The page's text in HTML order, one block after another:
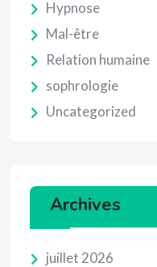
Hypnose
Mal-être
Relation humaine
sophrologie
Uncategorized
Archives
juillet 2026